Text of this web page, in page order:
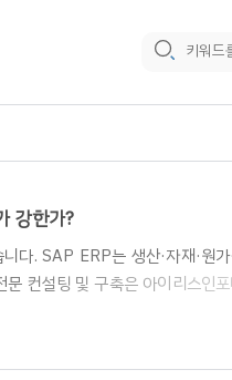
강한가?
다. SAP ERP는 생산·자재·원가
컨설팅 및 구축은 아이리스인포
바랍니다.* 전화 문의 -
요. SAP B1 공식파트너 아
국산 ERP 보다는 SAP